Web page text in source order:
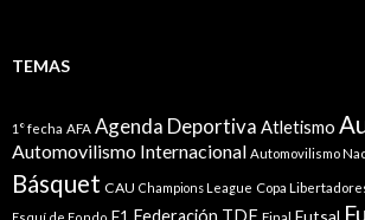
TEMAS
1° fecha AFA Agenda Deportiva Atletismo
Automovilismo Internacional Automovilismo
Básquet CAU Champions League Copa